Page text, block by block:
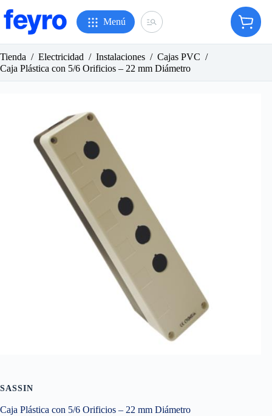
al
contenido
Menú
Carro
de
Tienda / Electricidad / Instalaciones / Cajas PVC /
Caja Plástica con 5/6 Orificios – 22 mm Diámetro
SASSIN
Caja Plástica con 5/6 Orificios – 22 mm Diámetro